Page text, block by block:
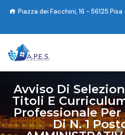
Piazza dei Facchini, 16 - 56125 Pisa
Avviso Di
Titoli E
Professionale
Di N. 1